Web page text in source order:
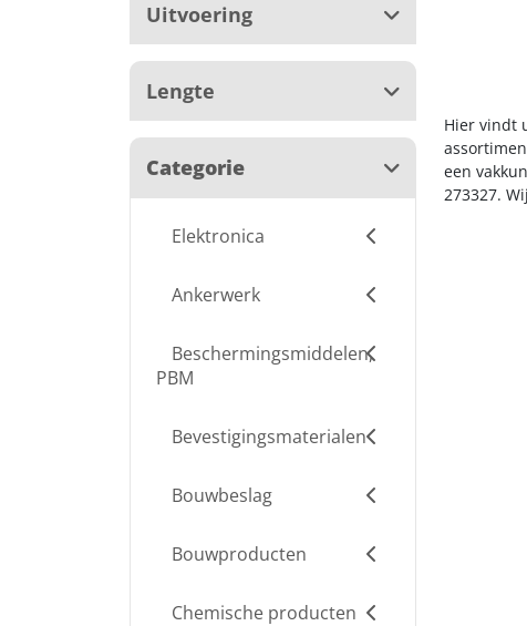
Uitvoering
Lengte
Categorie
Elektronica
Ankerwerk
Beschermingsmiddelen,
PBM
Bevestigingsmaterialen
Bouwbeslag
Bouwproducten
Chemische producten
Hier vindt
een
273327.